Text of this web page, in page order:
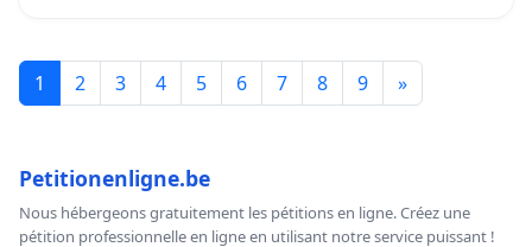
1 2 3 4 5 6 7 8 9 »
Petitionenligne.be
Nous hébergeons gratuitement les pétitions en ligne. Créez une
pétition professionnelle en ligne en utilisant notre service puissant !